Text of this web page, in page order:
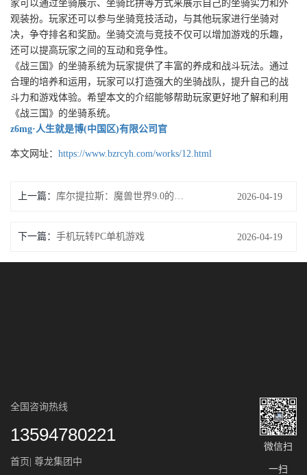
家可以通过坐骑展示、坐骑比拼等方式来展示自己的坐骑实力和外
观装扮。玩家还可以参与坐骑竞技活动，与其他玩家进行坐骑对
决，争夺排名和奖励。坐骑交流与竞技不仅可以增加游戏的乐趣，
还可以提高玩家之间的互动和竞争性。
《战三国》的坐骑系统为玩家提供了丰富的养成和战斗玩法。通过
合理的培养和运用，玩家可以打造强大的坐骑战队，提升自己的战
斗力和游戏体验。希望本文的介绍能够帮助玩家更好地了解和利用
《战三国》的坐骑系统。
z6mg·人生就是博(中国区)有限公司官
本文网址： https://www.bzrcyh.com/works/12.html
上一篇： 2026-04-19
下一篇： 手机玩转PC单机游戏 2026-04-19
全国咨询热线
13594780221
首页| 尊龙集团中
微信扫
一扫